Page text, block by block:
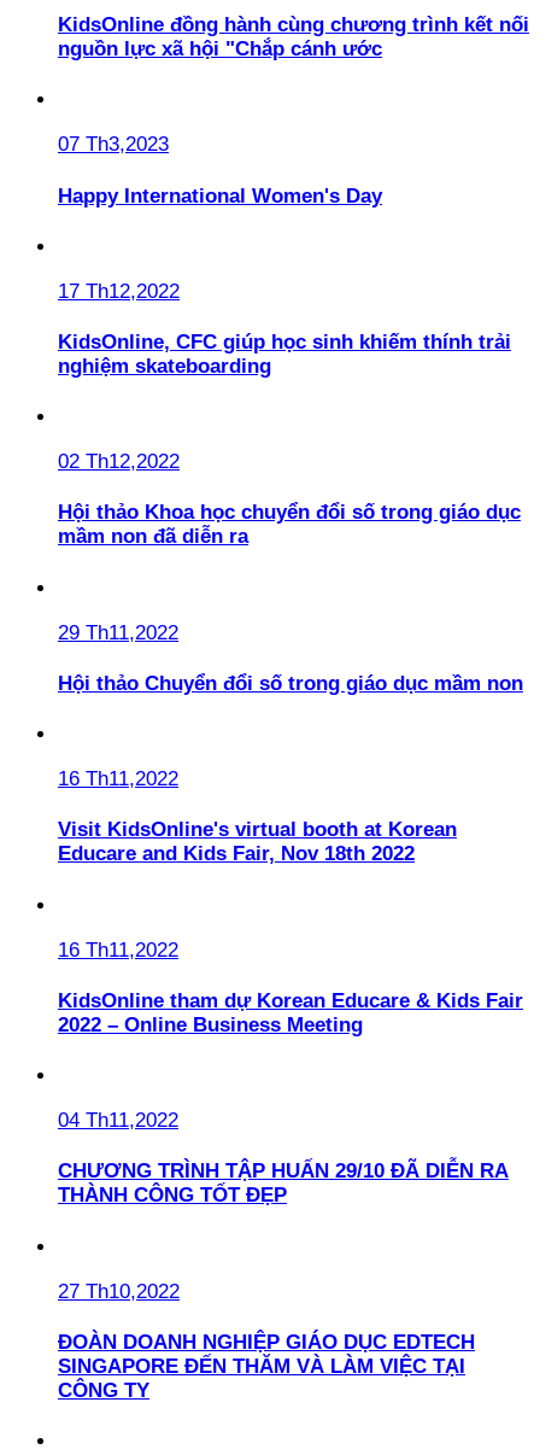
KidsOnline đồng hành cùng chương trình kết nối
nguồn lực xã hội "Chắp cánh ước
07 Th3,2023
Happy International Women's Day
17 Th12,2022
KidsOnline, CFC giúp học sinh khiếm thính trải
nghiệm skateboarding
02 Th12,2022
Hội thảo Khoa học chuyển đổi số trong giáo dục
mầm non đã diễn ra
29 Th11,2022
Hội thảo Chuyển đổi số trong giáo dục mầm non
16 Th11,2022
Visit KidsOnline's virtual booth at Korean
Educare and Kids Fair, Nov 18th 2022
16 Th11,2022
KidsOnline tham dự Korean Educare & Kids Fair
2022 – Online Business Meeting
04 Th11,2022
CHƯƠNG TRÌNH TẬP HUẤN 29/10 ĐÃ DIỄN RA
THÀNH CÔNG TỐT ĐẸP
27 Th10,2022
ĐOÀN DOANH NGHIỆP GIÁO DỤC EDTECH
SINGAPORE ĐẾN THĂM VÀ LÀM VIỆC TẠI
CÔNG TY